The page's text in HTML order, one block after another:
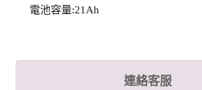
電池容量:21Ah
連絡客服